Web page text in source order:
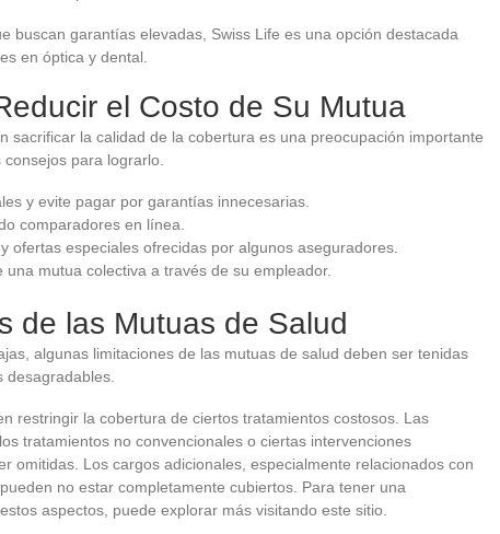
buscan garantías elevadas, Swiss Life es una opción destacada
en óptica y dental.
el Costo de Su Mutua
sacrificar la calidad de la cobertura es una preocupación importante
para lograrlo.
y evite pagar por garantías innecesarias.
comparadores en línea.
ofertas especiales ofrecidas por algunos aseguradores.
mutua colectiva a través de su empleador.
de las Mutuas de Salud
algunas limitaciones de las mutuas de salud deben ser tenidas
restringir la cobertura de ciertos tratamientos costosos. Las
tratamientos no convencionales o ciertas intervenciones
omitidas. Los cargos adicionales, especialmente relacionados con
no estar completamente cubiertos. Para tener una
aspectos, puede explorar más visitando este sitio.